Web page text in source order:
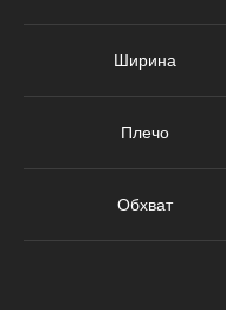
Ширина
Плечо
Обхват